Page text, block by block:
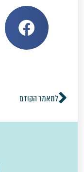
למאמר הקודם